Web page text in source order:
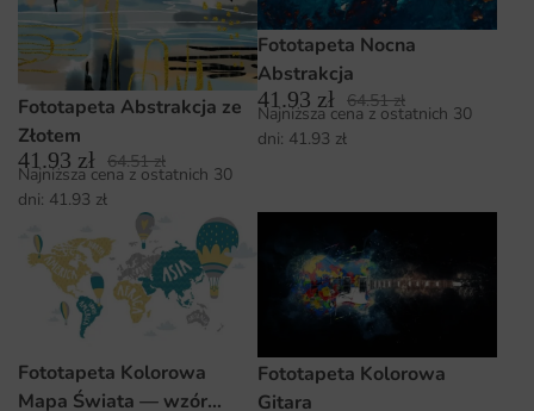
Fototapeta Abstrakcja ze
Złotem
41.93 zł 64.51zł
Najniższa cena z ostatnich 30
dni: 41.93 zł
Fototapeta Nocna
Abstrakcja
41.93 zł 64.51zł
Najniższa cena z ostatnich 30
dni: 41.93 zł
Fototapeta Kolorowa
Mapa Świata — wzór
Fototapeta Kolorowa
Gitara